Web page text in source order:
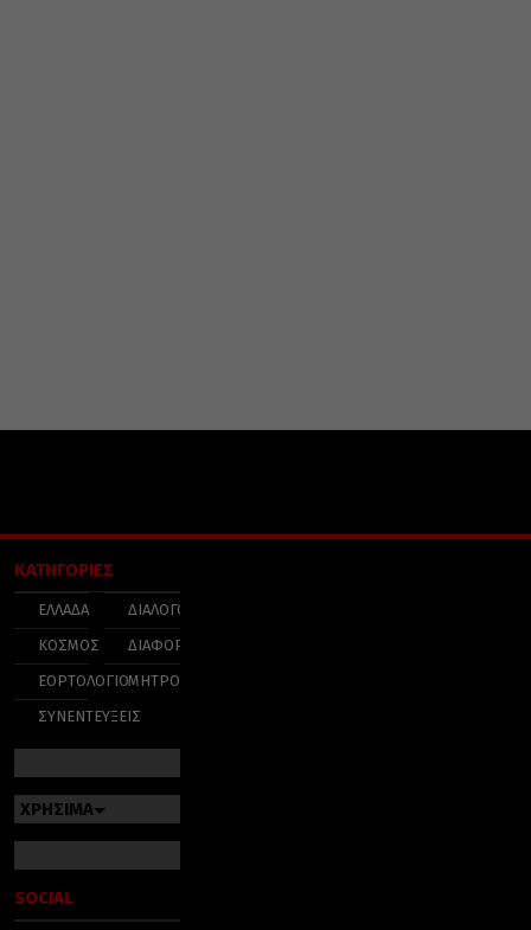
ΚΑΤΗΓΟΡΙΕΣ
ΕΛΛΑΔΑ
ΚΟΣΜΟΣ
ΕΟΡΤΟΛΟΓΙΟ
ΣΥΝΕΝΤΕΥΞΕΙΣ
ΔΙΑΛΟΓΟΣ
ΔΙΑΦΟΡΑ
ΜΗΤΡΟΠΟΛΕΙΣ
ΧΡΗΣΙΜΑ
SOCIAL